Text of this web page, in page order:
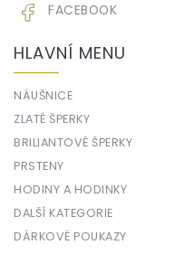
FACEBOOK
HLAVNÍ MENU
NÁUŠNICE
ZLATÉ ŠPERKY
BRILIANTOVÉ ŠPERKY
PRSTENY
HODINY A HODINKY
DALŠÍ KATEGORIE
DÁRKOVÉ POUKAZY